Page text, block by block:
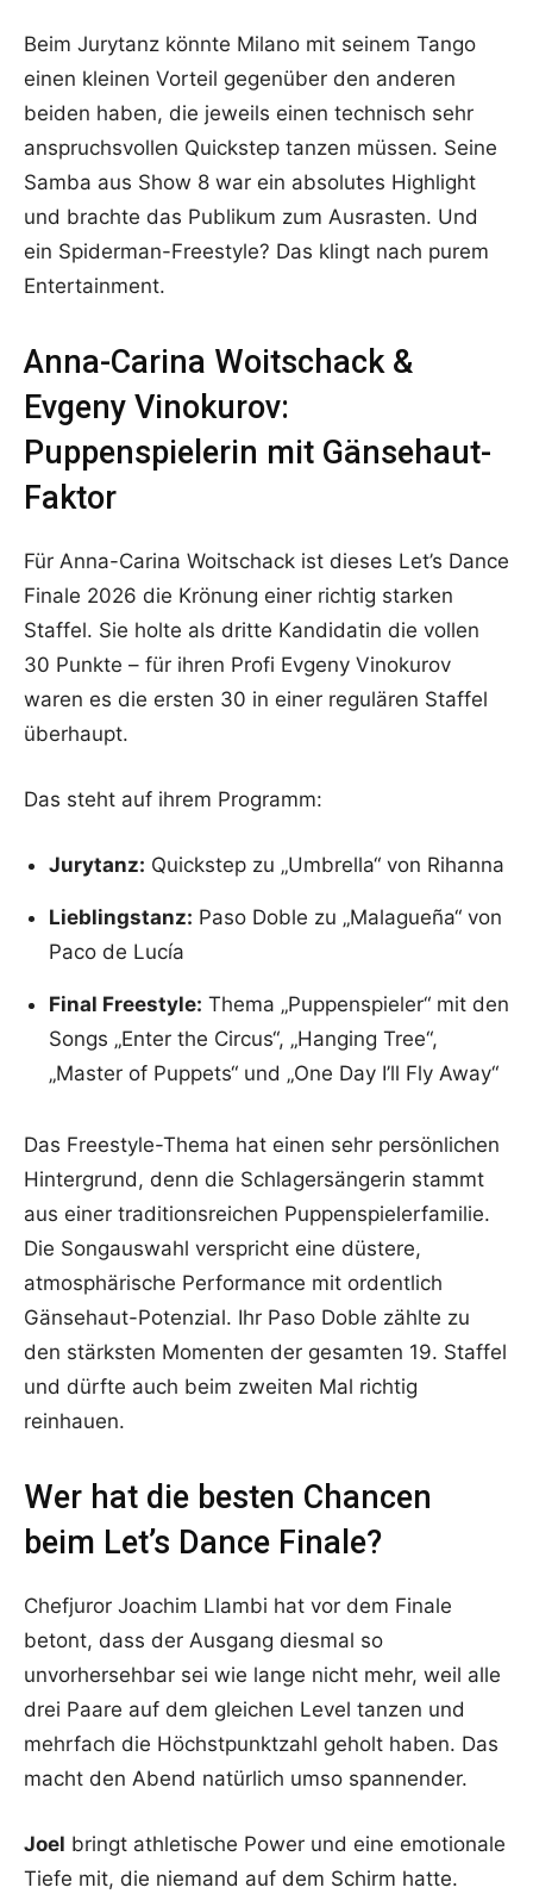
Beim Jurytanz könnte Milano mit seinem Tango
einen kleinen Vorteil gegenüber den anderen
beiden haben, die jeweils einen technisch sehr
anspruchsvollen Quickstep tanzen müssen. Seine
Samba aus Show 8 war ein absolutes Highlight
und brachte das Publikum zum Ausrasten. Und
ein Spiderman-Freestyle? Das klingt nach purem
Entertainment.
Anna-Carina Woitschack &
Evgeny Vinokurov:
Puppenspielerin mit Gänsehaut-
Faktor
Für Anna-Carina Woitschack ist dieses Let’s Dance
Finale 2026 die Krönung einer richtig starken
Staffel. Sie holte als dritte Kandidatin die vollen
30 Punkte – für ihren Profi Evgeny Vinokurov
waren es die ersten 30 in einer regulären Staffel
überhaupt.
Das steht auf ihrem Programm:
Jurytanz: Quickstep zu „Umbrella“ von Rihanna
Lieblingstanz: Paso Doble zu „Malagueña“ von
Paco de Lucía
Final Freestyle: Thema „Puppenspieler“ mit den
Songs „Enter the Circus“, „Hanging Tree“,
„Master of Puppets“ und „One Day I’ll Fly Away“
Das Freestyle-Thema hat einen sehr persönlichen
Hintergrund, denn die Schlagersängerin stammt
aus einer traditionsreichen Puppenspielerfamilie.
Die Songauswahl verspricht eine düstere,
atmosphärische Performance mit ordentlich
Gänsehaut-Potenzial. Ihr Paso Doble zählte zu
den stärksten Momenten der gesamten 19. Staffel
und dürfte auch beim zweiten Mal richtig
reinhauen.
Wer hat die besten Chancen
beim Let’s Dance Finale?
Chefjuror Joachim Llambi hat vor dem Finale
betont, dass der Ausgang diesmal so
unvorhersehbar sei wie lange nicht mehr, weil alle
drei Paare auf dem gleichen Level tanzen und
mehrfach die Höchstpunktzahl geholt haben. Das
macht den Abend natürlich umso spannender.
Joel bringt athletische Power und eine emotionale
Tiefe mit, die niemand auf dem Schirm hatte.